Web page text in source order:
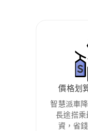
價格划
智慧派車
長途搭
資，省